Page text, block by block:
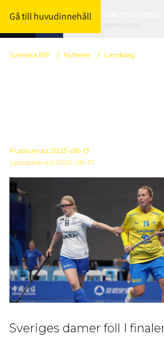
Gå till huvudinnehåll
Byt förbund här
Svenska IBF / Nyheter / Landslag
Publicerad 2025-08-13
Uppdaterad 2025-08-13
Sveriges damer föll I